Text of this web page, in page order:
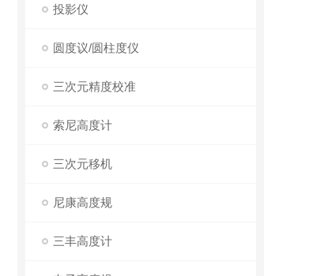
投影仪
圆度议/圆柱度仪
三次元精度校准
索尼高度计
三次元移机
尼康高度规
三丰高度计